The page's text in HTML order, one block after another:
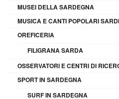
MUSEI DELLA SARDEGNA
MUSICA E CANTI POPOLARI SARDI
OREFICERIA
FILIGRANA SARDA
OSSERVATORI E CENTRI DI
SPORT IN SARDEGNA
SURF IN SARDEGNA